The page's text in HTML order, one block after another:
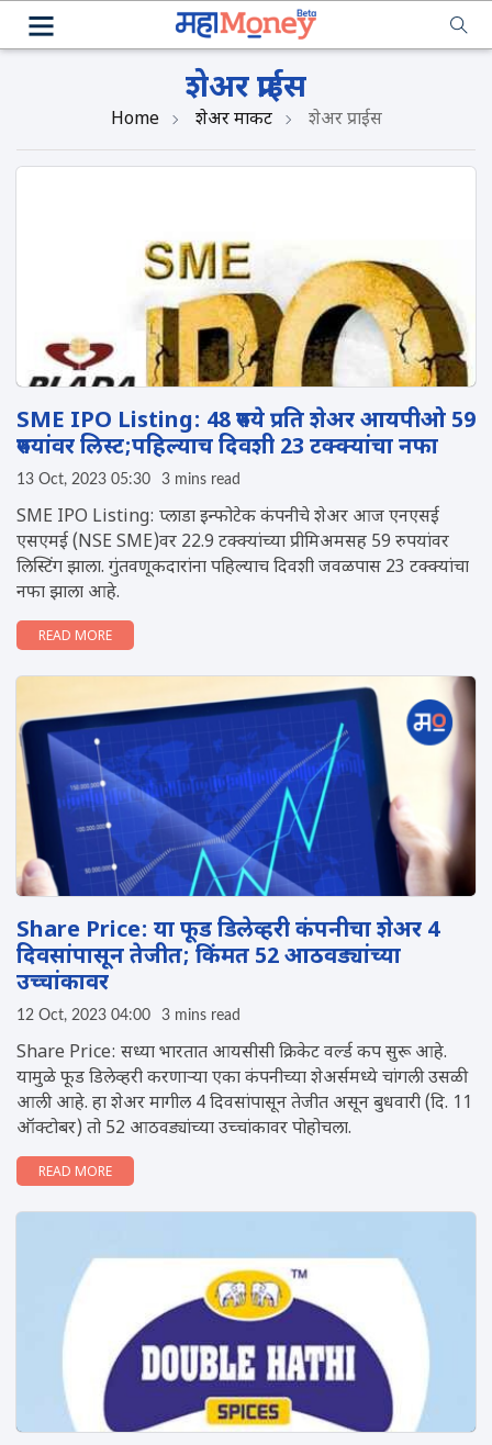
शेअर प्राईस
Home शेअर मार्केट शेअर प्राईस
SME IPO Listing: 48 रुपये प्रति शेअर आयपीओ 59
रुपयांवर लिस्ट;पहिल्याच दिवशी 23 टक्क्यांचा नफा
13 Oct, 2023 05:30 3 mins read
SME IPO Listing: प्लाडा इन्फोटेक कंपनीचे शेअर आज एनएसई
एसएमई (NSE SME)वर 22.9 टक्क्यांच्या प्रीमिअमसह 59 रुपयांवर
लिस्टिंग झाला. गुंतवणूकदारांना पहिल्याच दिवशी जवळपास 23 टक्क्यांचा
नफा झाला आहे.
READ MORE
Share Price: या फूड डिलेव्हरी कंपनीचा शेअर 4
दिवसांपासून तेजीत; किंमत 52 आठवड्यांच्या
उच्चांकावर
12 Oct, 2023 04:00 3 mins read
Share Price: सध्या भारतात आयसीसी क्रिकेट वर्ल्ड कप सुरू आहे.
यामुळे फूड डिलेव्हरी करणाऱ्या एका कंपनीच्या शेअर्समध्ये चांगली उसळी
आली आहे. हा शेअर मागील 4 दिवसांपासून तेजीत असून बुधवारी (दि. 11
ऑक्टोबर) तो 52 आठवड्यांच्या उच्चांकावर पोहोचला.
READ MORE